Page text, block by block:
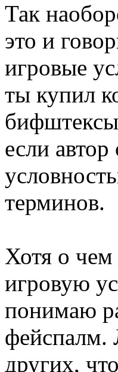
Так
это и
игровые
ты купил
бифштексы
если
терминов.
Хотя о чем
игровую
понимаю
фейспалм.
других,